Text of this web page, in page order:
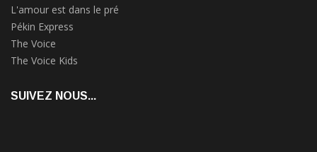
L'amour est dans le pré
Pékin Express
The Voice
The Voice Kids
SUIVEZ NOUS...